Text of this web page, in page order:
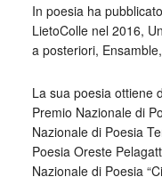
In poesia ha
LietoColle nel 2016,
a posteriori,
La sua poesia ottiene
Premio Nazionale di
Nazionale di Poesia
Poesia Oreste
Nazionale di Poesia